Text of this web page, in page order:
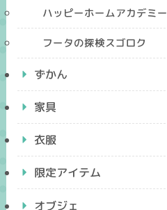
ハッピーホームアカデミー
フータの探検スゴロク
ずかん
家具
衣服
限定アイテム
オブジェ